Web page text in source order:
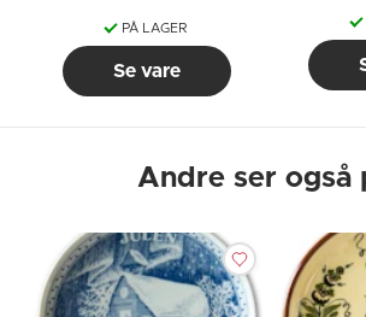
PÅ LAGER
Se vare
Andre ser også